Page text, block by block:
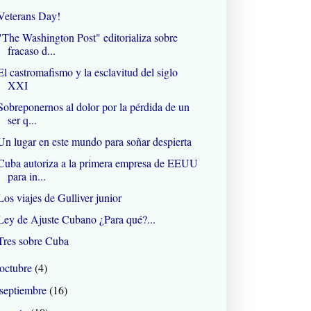
Day!
Washington Post" editorializa sobre
fracaso d...
castromafismo y la esclavitud del siglo
XXI
al dolor por la pérdida de un
ser q...
lugar en este mundo para soñar despierta
autoriza a la primera empresa de EEUU
para in...
viajes de Gulliver junior
de Ajuste Cubano ¿Para qué?...
sobre Cuba
octubre(4)
septiembre(16)